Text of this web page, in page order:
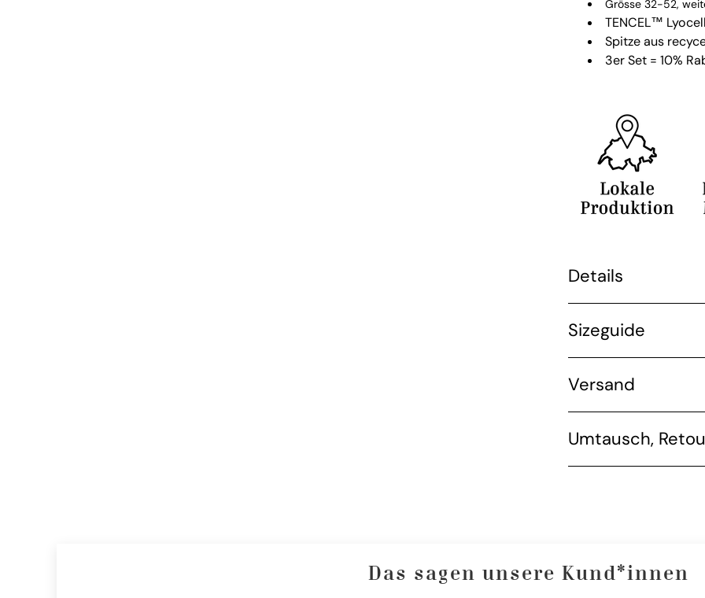
Grösse 32-52,
TENCEL™
Spitze aus
3er Set = 10%
Details
Sizeguide
Versand
Umtausch,
Das sagen unsere Kund*innen